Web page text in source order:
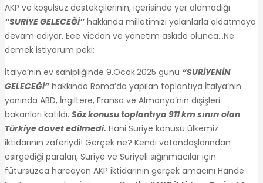
AKP ve koşulsuz destekçilerinin, içerisinde yer alamadığı
“SURİYE GELECEĞİ” hakkında milletimizi yalanlarla aldatmaya
devam ediyor. Eee vicdan ve yönetim askıda olunca…Ne
demek istiyorum peki;
İtalya’nın ev sahipliğinde 9.Ocak.2025 günü “SURİYENİN
GELECEĞİ” hakkında Roma’da yapılan toplantıya İtalya’nın
yanında ABD, İngiltere, Fransa ve Almanya’nın dışişleri
bakanları katıldı. Söz konusu toplantıya 911 km sınırı olan
Türkiye davet edilmedi. Hani Suriye konusu ülkemiz
iktidarının zaferiydi! Gerçek ne? Kendi vatandaşlarından
esirgediği paraları, Suriye ve Suriyeli sığınmacılar için
fütursuzca harcayan AKP iktidarının gerçek amacını Hande